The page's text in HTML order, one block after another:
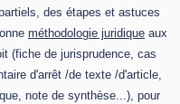
des étapes et astuces
méthodologie juridique aux
(fiche de jurisprudence, cas
d'arrêt /de texte /d'article,
note de synthèse...), pour